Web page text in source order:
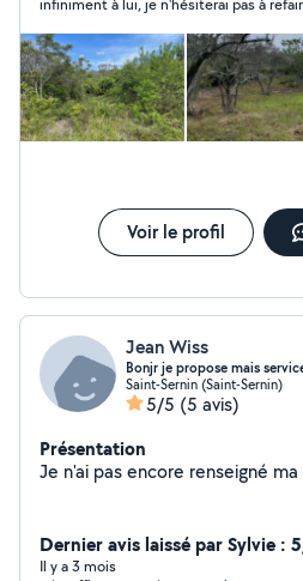
infiniment à lui, je n'hésiterai pas à
Voir le profil
Jean Wiss
Bonjr je propose mais
Saint-Sernin (Saint-Sernin)
5/5 (5 avis)
Présentation
Dernier avis laissé par Sylvie :
Il y a 3 mois